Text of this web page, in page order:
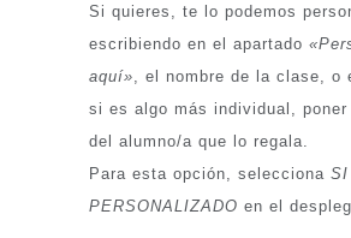
Si quieres, te lo podemos
escribiendo en el apartado
aquí» , el nombre de la clase, o
si es algo más individual, poner
del alumno/a que lo regala.
Para esta opción, selecciona SI
PERSONALIZADO en el